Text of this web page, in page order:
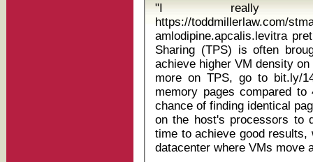
"I really
https://toddmillerlaw.com/
amlodipine.apcalis.levitra pret
Sharing (TPS) is often
achieve higher VM density
more on TPS, go to bit.ly/
memory pages compared
chance of finding identical
on the host's processors to
time to achieve good